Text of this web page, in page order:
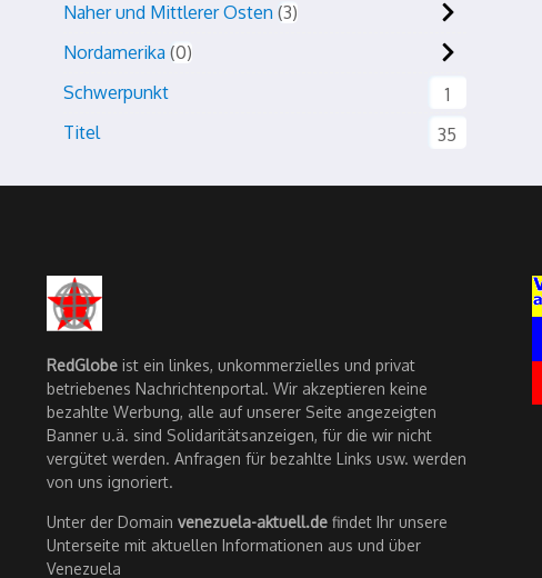
Naher und Mittlerer Osten 3
Nordamerika 0
Schwerpunkt
1
Titel
35
RedGlobe ist ein linkes, unkommerzielles und privat
betriebenes Nachrichtenportal. Wir akzeptieren keine
bezahlte Werbung, alle auf unserer Seite angezeigten
Banner u.ä. sind Solidaritätsanzeigen, für die wir nicht
vergütet werden. Anfragen für bezahlte Links usw. werden
von uns ignoriert.
Unter der Domain venezuela-aktuell.de findet Ihr unsere
Unterseite mit aktuellen Informationen aus und über
Venezuela